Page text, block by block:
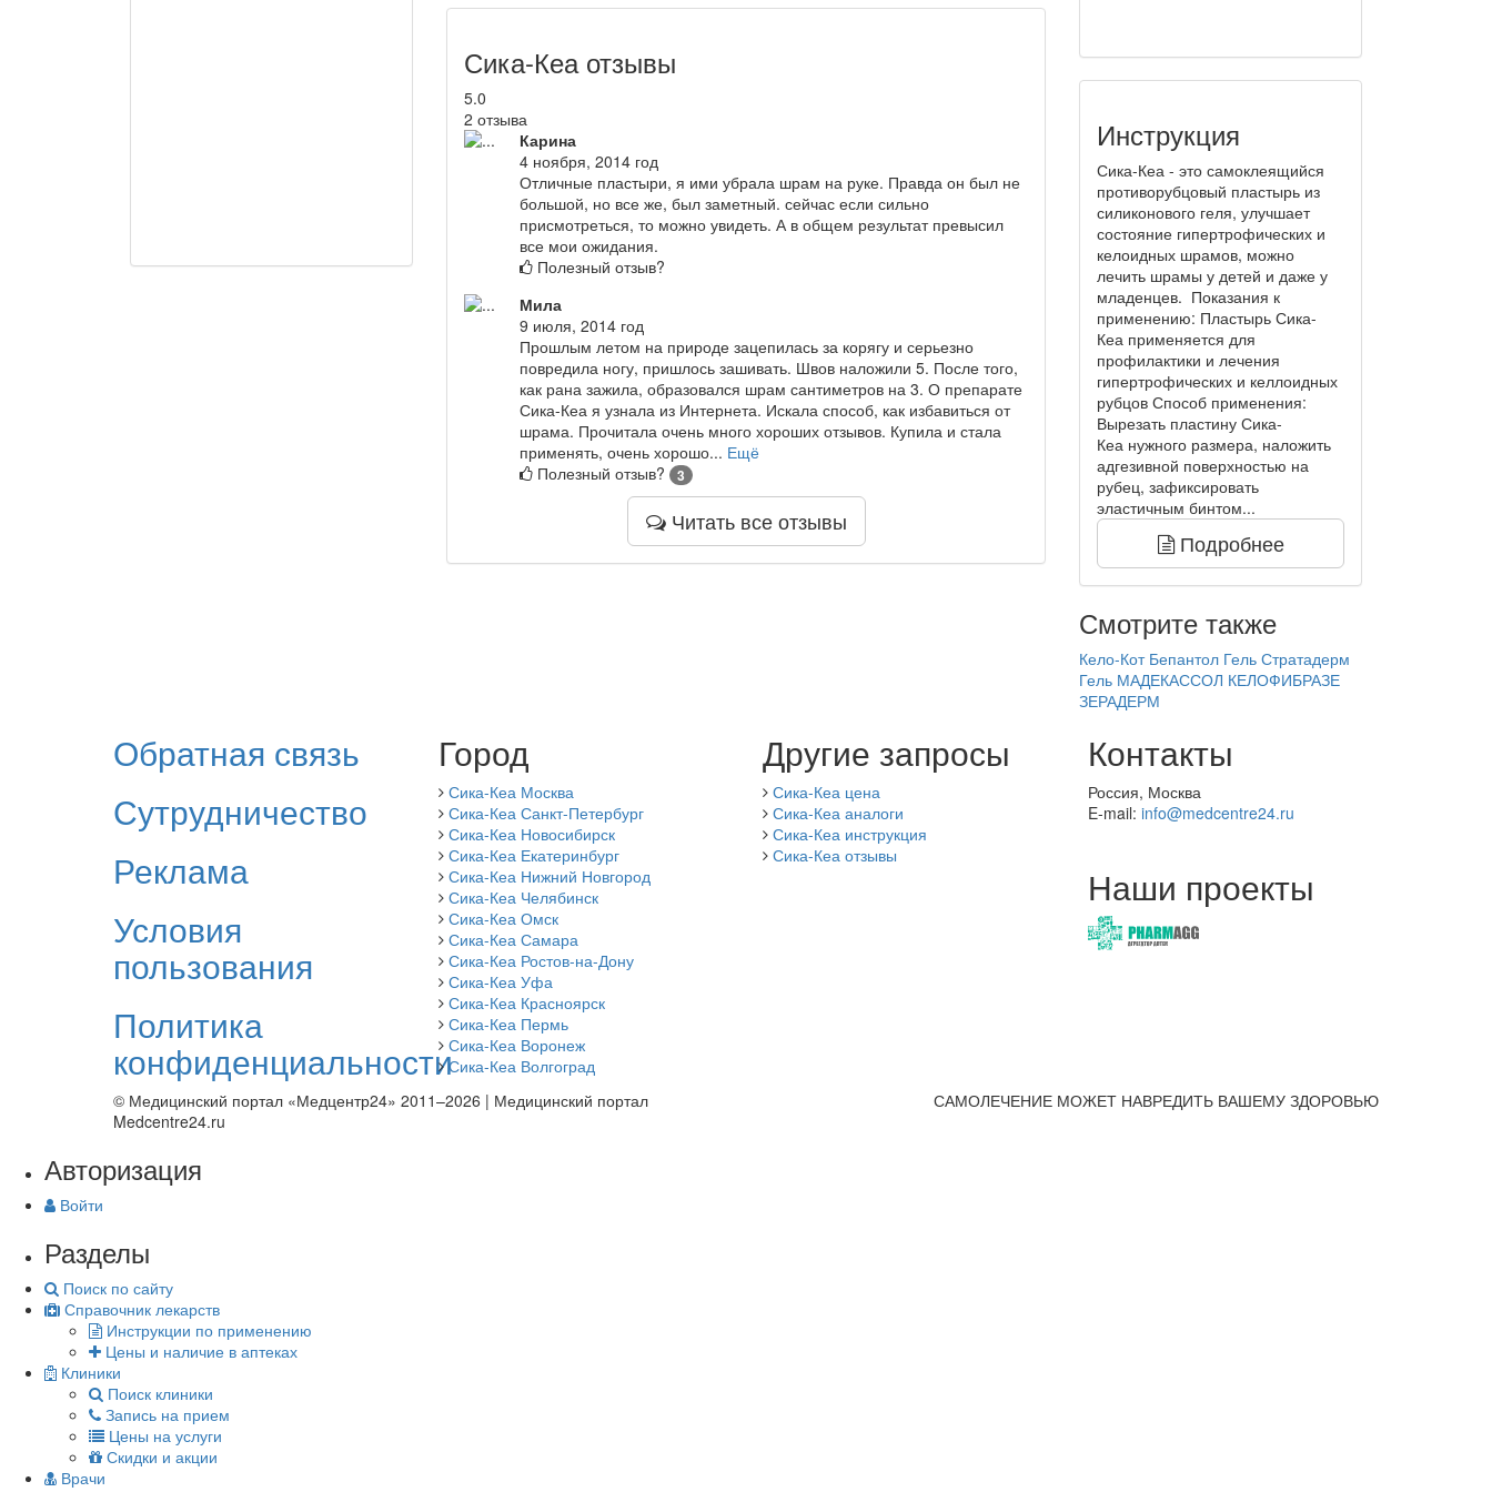
Сика-Кеа отзывы
5.0
2 отзыва
Карина
4 ноября, 2014 год
Отличные пластыри, я ими убрала шрам на руке. Правда он был не
большой, но все же, был заметный. сейчас если сильно
присмотреться, то можно увидеть. А в общем результат превысил
все мои ожидания.
Полезный отзыв?
Мила
9 июля, 2014 год
Прошлым летом на природе зацепилась за корягу и серьезно
повредила ногу, пришлось зашивать. Швов наложили 5. После того,
как рана зажила, образовался шрам сантиметров на 3. О препарате
Сика-Кеа я узнала из Интернета. Искала способ, как избавиться от
шрама. Прочитала очень много хороших отзывов. Купила и стала
применять, очень хорошо... Ещё
Полезный отзыв?
3
Читать все отзывы
Инструкция
Сика-Кеа - это самоклеящийся
противорубцовый пластырь из
силиконового геля, улучшает
состояние гипертрофических и
келоидных шрамов, можно
лечить шрамы у детей и даже у
младенцев. Показания к
применению: Пластырь Сика-
Кеа применяется для
профилактики и лечения
гипертрофических и келлоидных
рубцов Способ применения:
Вырезать пластину Сика-
Кеа нужного размера, наложить
адгезивной поверхностью на
рубец, зафиксировать
эластичным бинтом...
Подробнее
Смотрите также
Кело-Кот Бепантол Гель Стратадерм
Гель МАДЕКАССОЛ КЕЛОФИБРАЗЕ
ЗЕРАДЕРМ
Обратная связь
Сутрудничество
Реклама
Условия
пользования
Политика
конфиденциальности
Город
Сика-Кеа Москва
Сика-Кеа Санкт-Петербург
Сика-Кеа Новосибирск
Сика-Кеа Екатеринбург
Сика-Кеа Нижний Новгород
Сика-Кеа Челябинск
Сика-Кеа Омск
Сика-Кеа Самара
Сика-Кеа Ростов-на-Дону
Сика-Кеа Уфа
Сика-Кеа Красноярск
Сика-Кеа Пермь
Сика-Кеа Воронеж
Сика-Кеа Волгоград
Другие запросы
Сика-Кеа цена
Сика-Кеа аналоги
Сика-Кеа инструкция
Сика-Кеа отзывы
Контакты
Россия, Москва
E-mail: info@medcentre24.ru
Наши проекты
© Медицинский портал «Медцентр24» 2011–2026 | Медицинский портал
Medcentre24.ru
САМОЛЕЧЕНИЕ МОЖЕТ НАВРЕДИТЬ ВАШЕМУ ЗДОРОВЬЮ
Авторизация
Войти
Разделы
Поиск по сайту
Справочник лекарств
Инструкции по применению
Цены и наличие в аптеках
Клиники
Поиск клиники
Запись на прием
Цены на услуги
Скидки и акции
Врачи